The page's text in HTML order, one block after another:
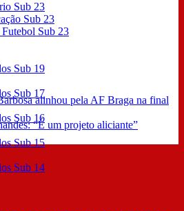
Sub 23
Sub 23
Sub 23
Sub 19
Sub 17
Sub 16
Sub 15
Sub 14
alinhou pela AF Braga na final
“É um projeto aliciante”